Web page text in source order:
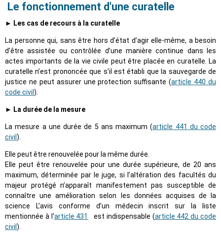
Le fonctionnement d'une curatelle
► Les cas de recours à la curatelle
La personne qui, sans être hors d’état d’agir elle-même, a besoin
d’être assistée ou contrôlée d’une manière continue dans les
actes importants de la vie civile peut être placée en curatelle. La
curatelle n’est prononcée que s’il est établi que la sauvegarde de
justice ne peut assurer une protection suffisante (article 440 du
code civil ).
► La durée de la mesure
La mesure a une durée de 5 ans maximum (article 441 du code
civil ).
Elle peut être renouvelée pour la même durée.
Elle peut être renouvelée pour une durée supérieure, de 20 ans
maximum, déterminée par le juge, si l’altération des facultés du
majeur protégé n’apparaît manifestement pas susceptible de
connaître une amélioration selon les données acquises de la
science L’avis conforme d’un médecin inscrit sur la liste
mentionnée à l'article 431 est indispensable (article 442 du code
civil ).